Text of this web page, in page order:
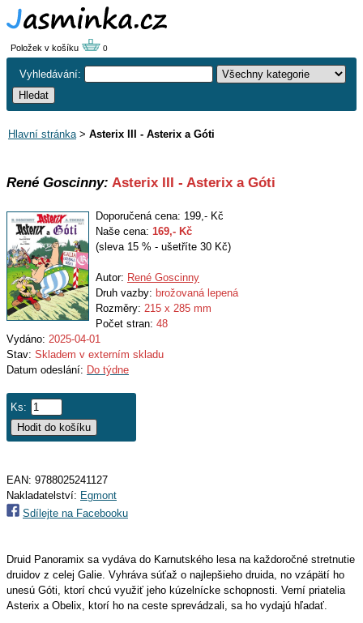
Položek v košíku 0
Vyhledávání:
Hlavní stránka> Asterix III - Asterix a Góti
René Goscinny: Asterix III - Asterix a Góti
Doporučená cena: 199,- Kč
Naše cena: 169,- Kč
(sleva 15 % - ušetříte 30 Kč)
Autor: René Goscinny
Druh vazby: brožovaná lepená
Rozměry: 215 x 285 mm
Počet stran: 48
Vydáno: 2025-04-01
Stav: Skladem v externím skladu
Datum odeslání: Do týdne
Ks:
EAN: 9788025241127
Nakladatelství: Egmont
Sdílejte na Facebooku
Druid Panoramix sa vydáva do Karnutského lesa na každoročné stretnutie
druidov z celej Galie. Vyhráva súťaž o najlepšieho druida, no vzápätí ho
unesú Góti, ktorí chcú využiť jeho kúzelnícke schopnosti. Verní priatelia
Asterix a Obelix, ktorí ho na ceste sprevádzali, sa ho vydajú hľadať.